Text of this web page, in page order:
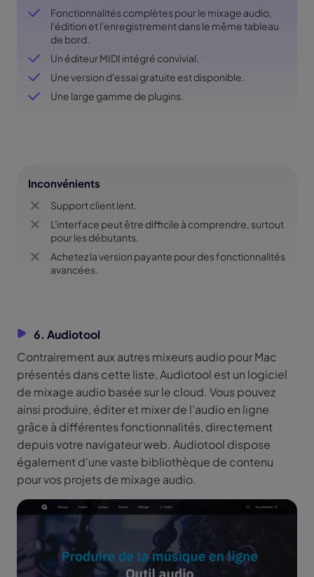
Fonctionnalités complètes pour le mixage audio,
l'édition et l'enregistrement dans le même tableau
de bord.
Un éditeur MIDI intégré convivial.
Une version d'essai gratuite est disponible.
Une large gamme de plugins.
Inconvénients
Support client lent.
L'interface peut être difficile à comprendre, surtout
pour les débutants.
Achetez la version payante pour des fonctionnalités
avancées.
6. Audiotool
Contrairement aux autres mixeurs audio pour Mac
présentés dans cette liste, Audiotool est un logiciel
de mixage audio basée sur le cloud. Vous pouvez
ainsi produire, éditer et mixer de l'audio en ligne
grâce à différentes fonctionnalités, directement
depuis votre navigateur web. Audiotool dispose
également d'une vaste bibliothèque de contenu
pour vos projets de mixage audio.